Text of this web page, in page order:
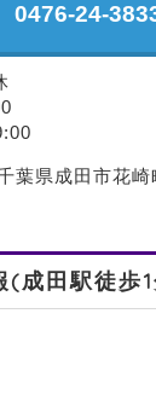
0476-24-
葉県成田市花
(成田駅徒歩